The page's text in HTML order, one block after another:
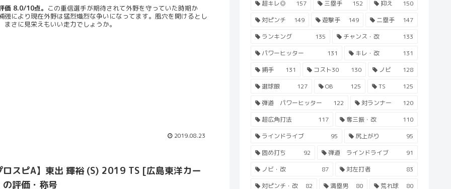
価 8.0/10点。 この重信選手が期待されて外野を守っていた時期か
強により現在外野は猛烈熾烈な争いになってます。風穴を開けるとし
まさに見栄えもいい走力でしょうか。
2019.08.23
ロスピA】東出 輝裕 (S) 2019 TS [広島東洋カー
の評価・称号
超キレ◎
157 三塁手 152 抑え
150
対ピンチ
149 遊撃手 149 二塁手
147
ランキング
135 チャンス・改
133
パワーヒッター
131 キレ・改
131
捕手
131 コスト30 130 ノビ
128
選球眼
127 OB 125 TS
125
弾道 パワーヒッター
122 対ランナー
120
超広角打法
117 奪三振・改
110
ラインドライブ
95 尻上がり
95
固め打ち
92 弾道 ラインドライブ
91
ノビ・改
87 対左打者
83
対ピンチ・改
82 満塁男 80 荒れ球 80